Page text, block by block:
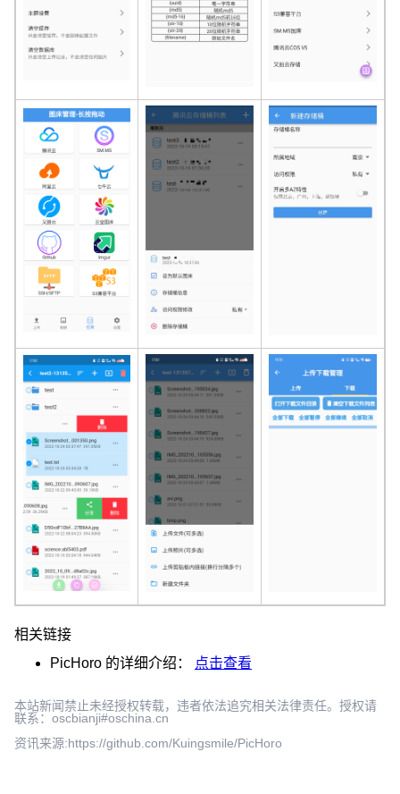
相关链接
PicHoro 的详细介绍： 点击查看
本站新闻禁止未经授权转载，违者依法追究相关法律责任。授权请
联系：oscbianji#oschina.cn
资讯来源:https://github.com/Kuingsmile/PicHoro